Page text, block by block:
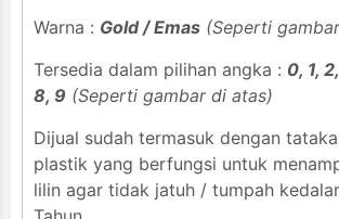
Warna : Gold / Emas (Seperti
Tersedia dalam pilihan angka : 0, 1,
8, 9 (Seperti gambar di atas)
Dijual sudah termasuk dengan
plastik yang berfungsi untuk
lilin agar tidak jatuh / tumpah